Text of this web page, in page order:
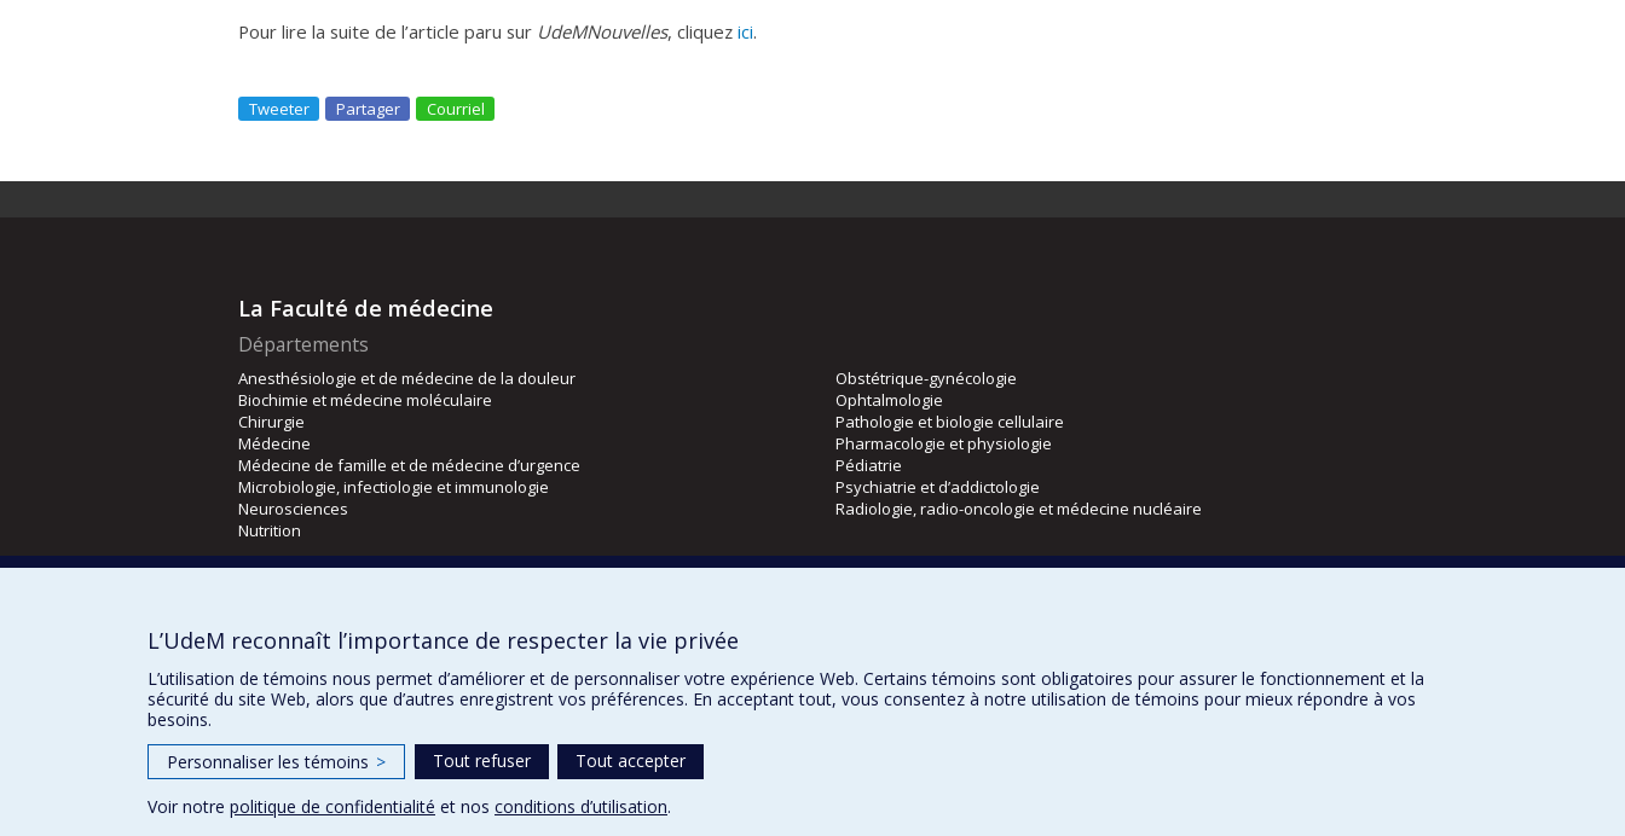
Pour lire la suite de l’article paru sur UdeMNouvelles, cliquez ici.
Tweeter Partager Courriel
La Faculté de médecine
Départements
Anesthésiologie et de médecine de la douleur
Biochimie et médecine moléculaire
Chirurgie
Médecine
Médecine de famille et de médecine d’urgence
Microbiologie, infectiologie et immunologie
Neurosciences
Nutrition
Obstétrique-gynécologie
Ophtalmologie
Pathologie et biologie cellulaire
Pharmacologie et physiologie
Pédiatrie
Psychiatrie et d’addictologie
Radiologie, radio-oncologie et médecine nucléaire
Orthophonie et audiologie
L’UdeM reconnaît l’importance de respecter la vie privée
L’utilisation de témoins nous permet d’améliorer et de personnaliser votre expérience Web. Certains témoins sont obligatoires pour assurer le fonctionnement et la
sécurité du site Web, alors que d’autres enregistrent vos préférences. En acceptant tout, vous consentez à notre utilisation de témoins pour mieux répondre à vos
besoins.
Personnaliser les témoins > Tout refuser
Tout accepter
Voir notre politique de confidentialité et nos conditions d’utilisation.